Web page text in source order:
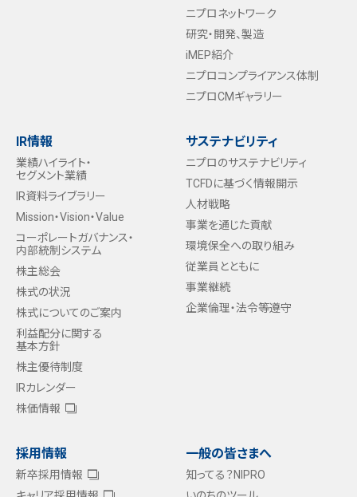
ニプロネットワーク
研究・開発、製造
iMEP紹介
ニプロコンプライアンス体制
ニプロCMギャラリー
IR情報
業績ハイライト・
セグメント業績
IR資料ライブラリー
Mission・Vision・Value
コーポレートガバナンス・
内部統制システム
株主総会
株式の状況
株式についてのご案内
利益配分に関する
基本方針
株主優待制度
IRカレンダー
株価情報
サステナビリティ
ニプロのサステナビリティ
TCFDに基づく情報開示
人材戦略
事業を通じた貢献
環境保全への取り組み
従業員とともに
事業継続
企業倫理・法令等遵守
採用情報
新卒採用情報
一般の皆さまへ
知ってる？NIPRO